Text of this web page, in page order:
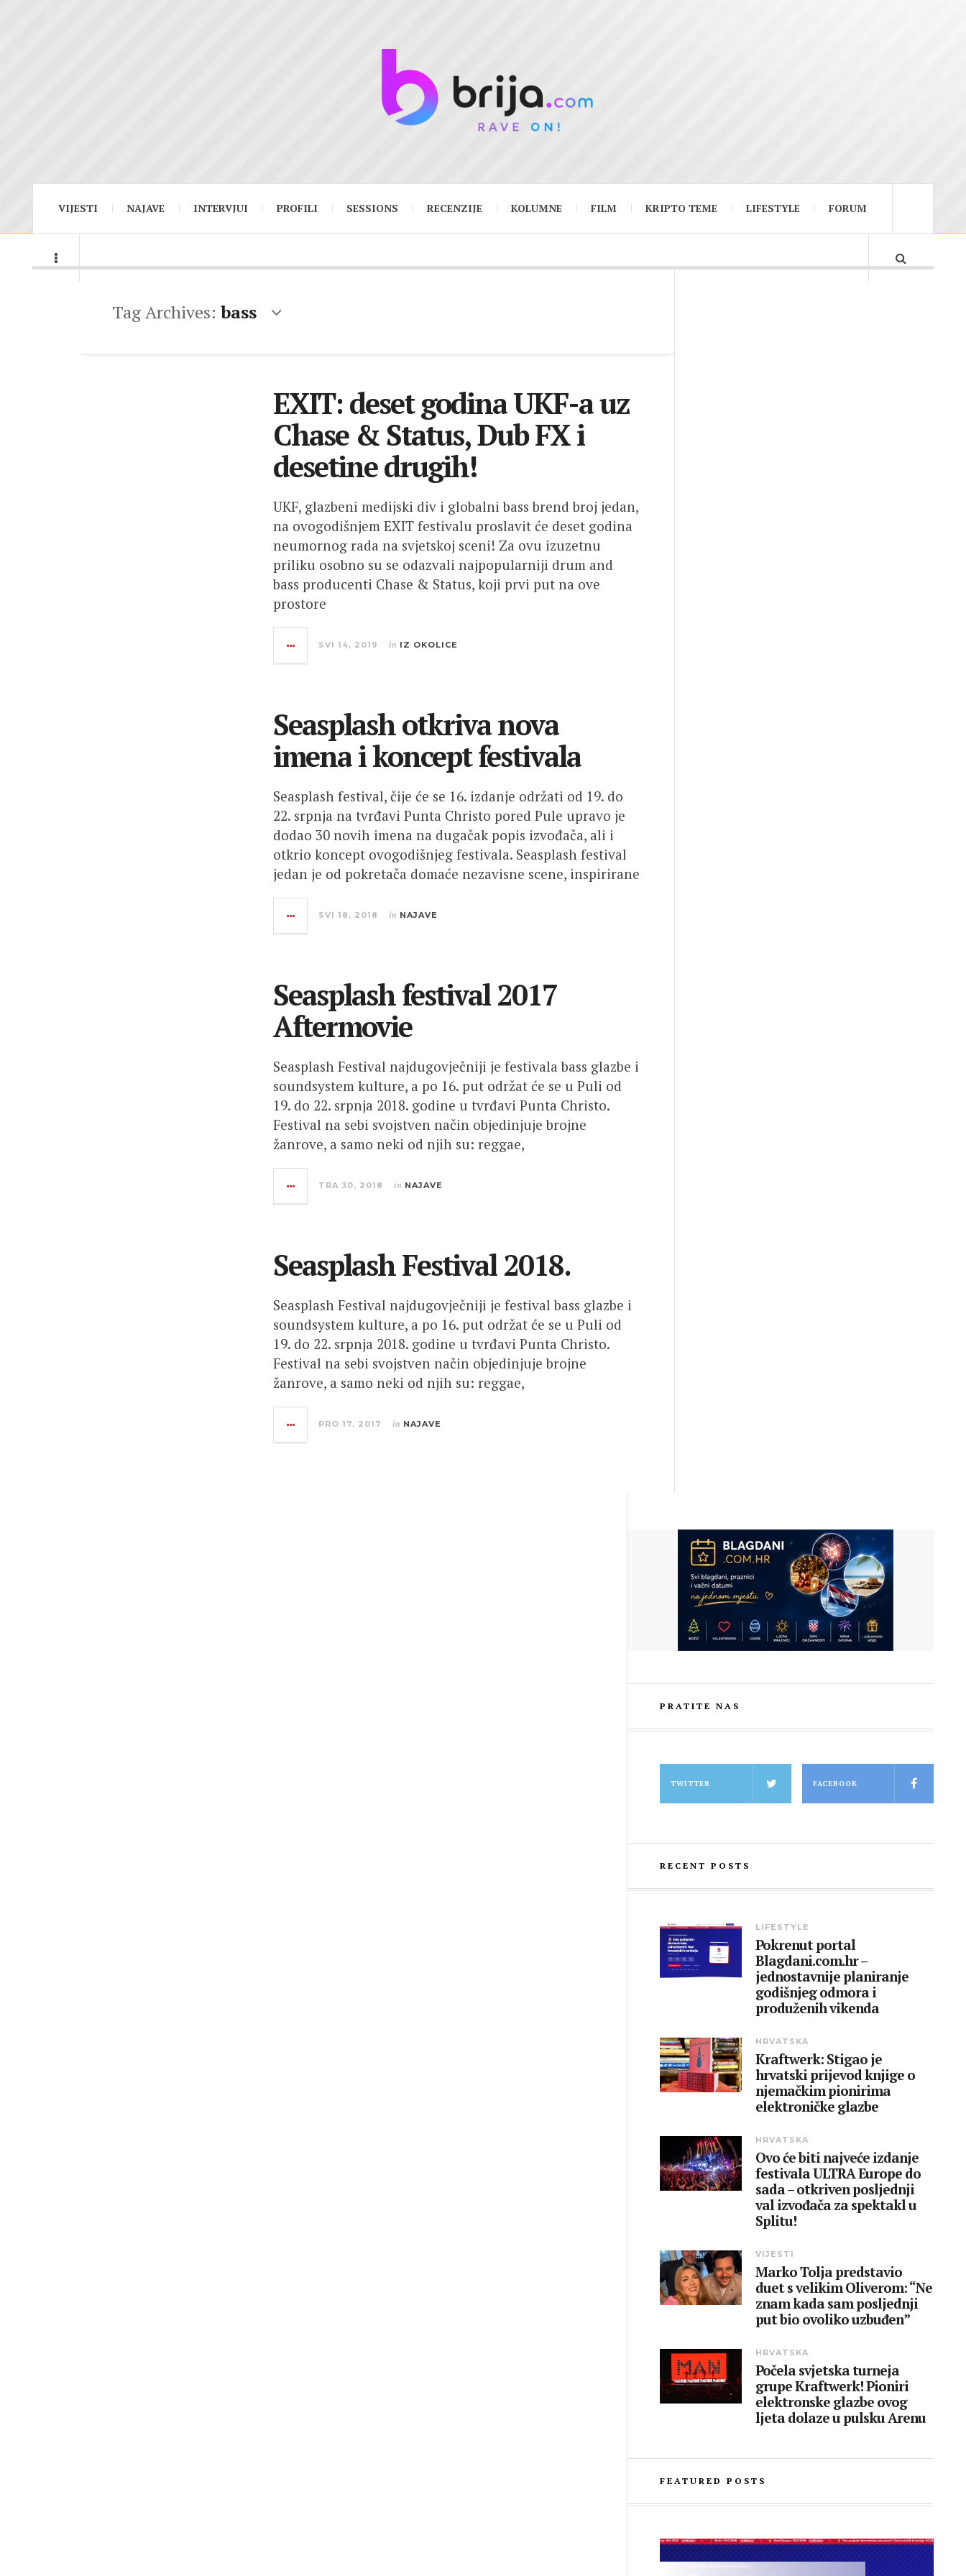
VIJESTI NAJAVE INTERVJUI PROFILI SESSIONS RECENZIJE KOLUMNE FILM KRIPTO TEME LIFESTYLE FORUM
Tag Archives: bass
EXIT: deset godina UKF-a uz
Chase & Status, Dub FX i
desetine drugih!
UKF, glazbeni medijski div i globalni bass brend broj jedan,
na ovogodišnjem EXIT festivalu proslavit će deset godina
neumornog rada na svjetskoj sceni! Za ovu izuzetnu
priliku osobno su se odazvali najpopularniji drum and
bass producenti Chase & Status, koji prvi put na ove
prostore
SVI 14, 2019 in IZ OKOLICE
Seasplash otkriva nova
imena i koncept festivala
Seasplash festival, čije će se 16. izdanje održati od 19. do
22. srpnja na tvrđavi Punta Christo pored Pule upravo je
dodao 30 novih imena na dugačak popis izvođača, ali i
otkrio koncept ovogodišnjeg festivala. Seasplash festival
jedan je od pokretača domaće nezavisne scene, inspirirane
SVI 18, 2018 in NAJAVE
Seasplash festival 2017
Aftermovie
Seasplash Festival najdugovječniji je festivala bass glazbe i
soundsystem kulture, a po 16. put održat će se u Puli od
19. do 22. srpnja 2018. godine u tvrđavi Punta Christo.
Festival na sebi svojstven način objedinjuje brojne
žanrove, a samo neki od njih su: reggae,
TRA 30, 2018 in NAJAVE
Seasplash Festival 2018.
Seasplash Festival najdugovječniji je festival bass glazbe i
soundsystem kulture, a po 16. put održat će se u Puli od
19. do 22. srpnja 2018. godine u tvrđavi Punta Christo.
Festival na sebi svojstven način objedinjuje brojne
žanrove, a samo neki od njih su: reggae,
PRO 17, 2017 in NAJAVE
PRATITE NAS
TWITTER FACEBOOK
RECENT POSTS
LIFESTYLE
Pokrenut portal
Blagdani.com.hr –
jednostavnije planiranje
godišnjeg odmora i
produženih vikenda
HRVATSKA
Kraftwerk: Stigao je
hrvatski prijevod knjige o
njemačkim pionirima
elektroničke glazbe
HRVATSKA
Ovo će biti najveće izdanje
festivala ULTRA Europe do
sada – otkriven posljednji
val izvođača za spektakl u
Splitu!
VIJESTI
Marko Tolja predstavio
duet s velikim Oliverom: “Ne
znam kada sam posljednji
put bio ovoliko uzbuđen”
HRVATSKA
Počela svjetska turneja
grupe Kraftwerk! Pioniri
elektronske glazbe ovog
ljeta dolaze u pulsku Arenu
FEATURED POSTS